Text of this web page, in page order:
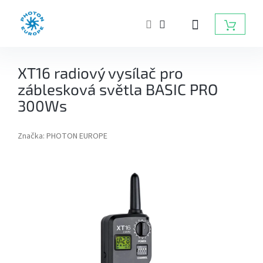
KOŠÍK
SVĚTLA
DO
FOTOATELIÉRU
ZÁBLESKY
XT16 radiový vysílač pro
záblesková světla BASIC PRO
300Ws
Značka: PHOTON EUROPE